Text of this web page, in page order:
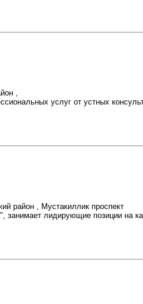
,
услуг от устных
район , Мустакиллик проспект
занимает лидирующие позиции на